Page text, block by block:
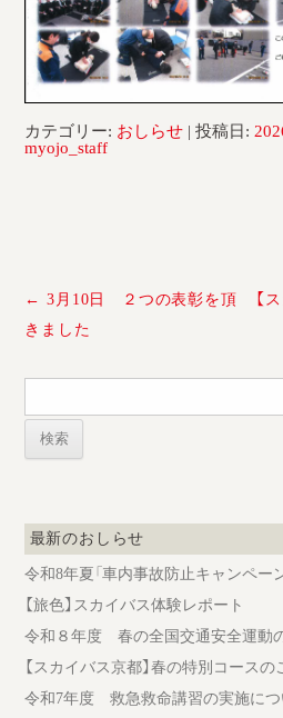
カテゴリー: おしらせ | 投稿日:
myojo_staff
投
稿
ナ
シ
ョ
← 3月10日 ２つの表彰を頂
きました
【
検
最新のおしらせ
令和8年夏「車内事故防止キャンペー
【旅色】スカイバス体験レポート
令和８年度 春の全国交通安全運動
【スカイバス京都】春の特別コースの
令和7年度 救急救命講習の実施につ